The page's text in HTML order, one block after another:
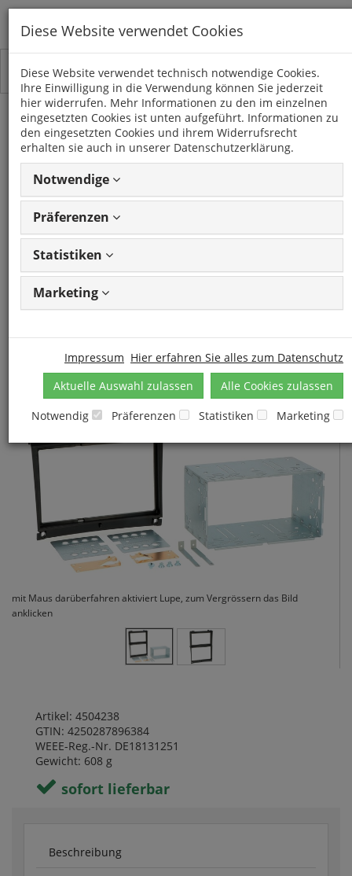
Toggle
navigation
Kategorien
Radioblende SCANIA ab
2012 2DIN schwarz
Installer Kit
Frage zum Produkt stellen
mit Maus darüberfahren aktiviert Lupe, zum Vergrössern das Bild
anklicken
Artikel: 4504238
GTIN: 4250287896384
WEEE-Reg.-Nr. DE18131251
Gewicht: 608 g
sofort lieferbar
Beschreibung
Diese Website verwendet Cookies
Diese Website verwendet technisch notwendige Cookies.
Ihre Einwilligung in die Verwendung können Sie jederzeit
hier widerrufen. Mehr Informationen zu den im einzelnen
eingesetzten Cookies ist unten aufgeführt. Informationen zu
den eingesetzten Cookies und ihrem Widerrufsrecht
erhalten sie auch in unserer Datenschutzerklärung.
Notwendige
Präferenzen
Statistiken
Marketing
Impressum Hier erfahren Sie alles zum Datenschutz
Aktuelle Auswahl zulassen
Alle Cookies zulassen
Notwendig
Präferenzen Statistiken Marketing